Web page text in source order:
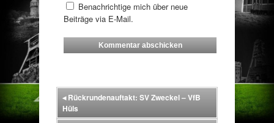
Benachrichtige mich über neue
Beiträge via E-Mail.
◂Rückrundenauftakt: SV Zweckel – VfB
Hüls